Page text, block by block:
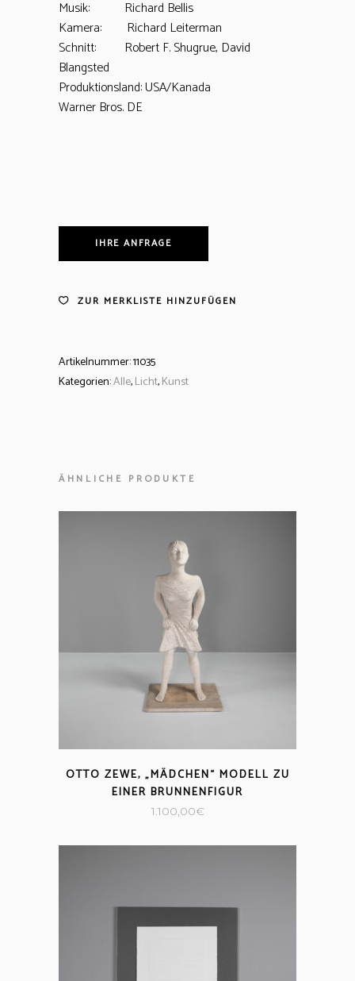
Musik: Richard Bellis
Kamera: Richard Leiterman
Schnitt: Robert F. Shugrue, David
Blangsted
Produktionsland: USA/Kanada
Warner Bros. DE
IHRE ANFRAGE
ZUR MERKLISTE HINZUFÜGEN
Artikelnummer:11035
Kategorien:Alle,Licht,Kunst
ÄHNLICHE PRODUKTE
OTTO ZEWE, „MÄDCHEN“ MODELL ZU
EINER BRUNNENFIGUR
1.100,00€